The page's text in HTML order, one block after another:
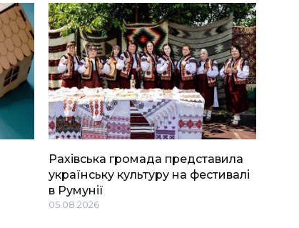
Рахівська громада представила
українську культуру на фестивалі
в Румунії
05.08.2026